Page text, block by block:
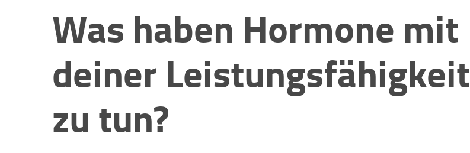
Was haben Hormone mit
deiner Leistungsfähigkeit
zu tun?